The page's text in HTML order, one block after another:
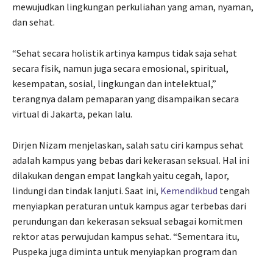
mewujudkan lingkungan perkuliahan yang aman, nyaman,
dan sehat.
“Sehat secara holistik artinya kampus tidak saja sehat
secara fisik, namun juga secara emosional, spiritual,
kesempatan, sosial, lingkungan dan intelektual,”
terangnya dalam pemaparan yang disampaikan secara
virtual di Jakarta, pekan lalu.
Dirjen Nizam menjelaskan, salah satu ciri kampus sehat
adalah kampus yang bebas dari kekerasan seksual. Hal ini
dilakukan dengan empat langkah yaitu cegah, lapor,
lindungi dan tindak lanjuti. Saat ini, Kemendikbud tengah
menyiapkan peraturan untuk kampus agar terbebas dari
perundungan dan kekerasan seksual sebagai komitmen
rektor atas perwujudan kampus sehat. “Sementara itu,
Puspeka juga diminta untuk menyiapkan program dan